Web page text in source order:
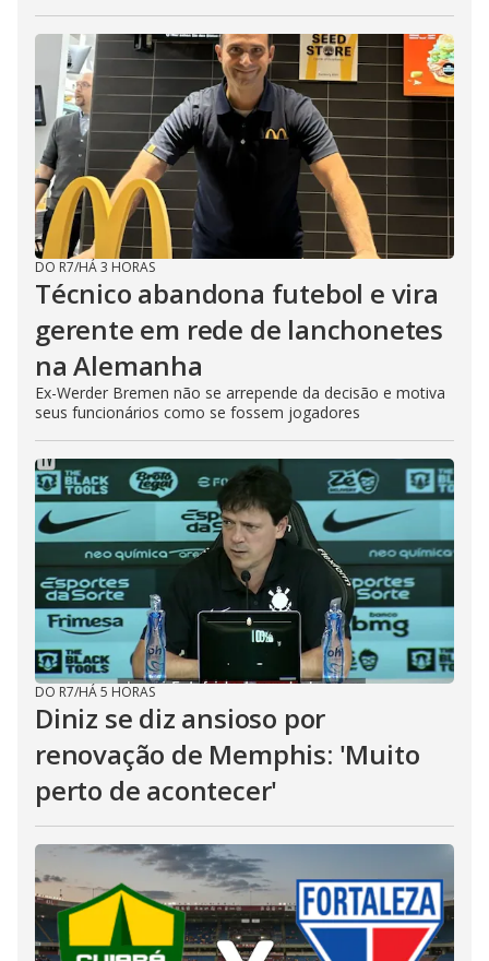
DO R7/HÁ 3 HORAS
Técnico abandona futebol e vira
gerente em rede de lanchonetes
na Alemanha
Ex-Werder Bremen não se arrepende da decisão e motiva
seus funcionários como se fossem jogadores
DO R7/HÁ 5 HORAS
Diniz se diz ansioso por
renovação de Memphis: 'Muito
perto de acontecer'